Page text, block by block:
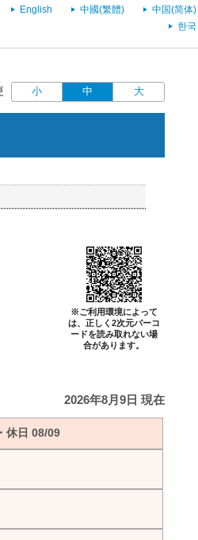
English 中國(繁體)
中国(简体)
한국
小 中 大
※ご利用環境によって
は、正しく2次元バーコ
ードを読み取れない場
合があります。
2026年8月9日 現在
休日 08/09